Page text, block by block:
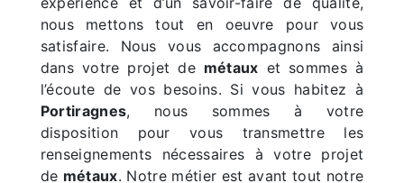
nous mettons tout en oeuvre pour vous
satisfaire. Nous vous accompagnons ainsi
dans votre projet de métaux et sommes à
l’écoute de vos besoins. Si vous habitez à
Portiragnes, nous sommes à votre
disposition pour vous transmettre les
renseignements nécessaires à votre projet
de métaux. Notre métier est avant tout notre